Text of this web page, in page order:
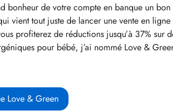
de votre compte en banque un
vient tout juste de lancer une vente en
profiterez de réductions jusqu’à 37% sur
pour bébé, j’ai nommé Love &
Love & Green